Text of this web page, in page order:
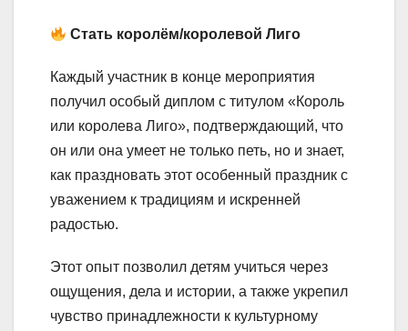
Стать королём/королевой Лиго
Каждый участник в конце мероприятия
получил особый диплом с титулом «Король
или королева Лиго», подтверждающий, что
он или она умеет не только петь, но и знает,
как праздновать этот особенный праздник с
уважением к традициям и искренней
радостью.
Этот опыт позволил детям учиться через
ощущения, дела и истории, а также укрепил
чувство принадлежности к культурному